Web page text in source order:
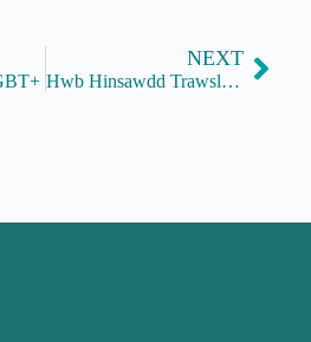
NEXT
Hwb Hinsawdd Trawslywodraeth